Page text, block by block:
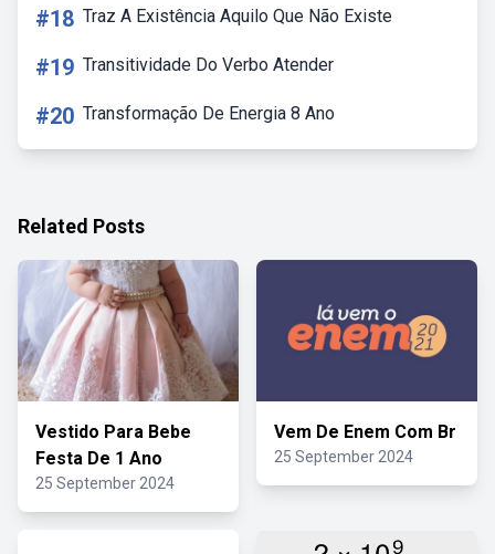
#18 Traz A Existência Aquilo Que Não Existe
#19 Transitividade Do Verbo Atender
#20 Transformação De Energia 8 Ano
Related Posts
Vestido Para Bebe
Festa De 1 Ano
25 September 2024
Vem De Enem Com Br
25 September 2024